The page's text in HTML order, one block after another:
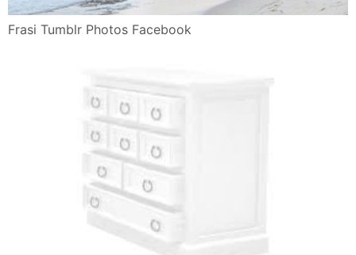
Frasi Tumblr Photos Facebook